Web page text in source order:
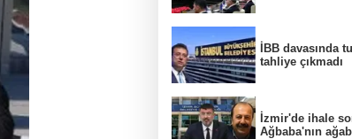
İBB davasında
tahliye çıkmadı
İzmir'de ihale
Ağbaba'nın